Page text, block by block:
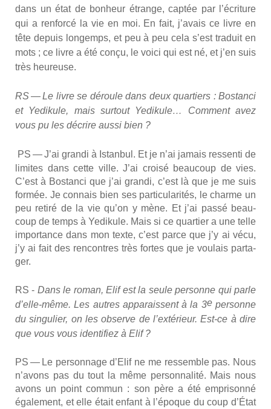
dans un état de bon­heur étrange, cap­tée par l’é­cri­ture
qui a ren­for­cé la vie en moi. En fait, j’avais ce livre en
tête depuis lon­gemps, et peu à peu cela s’est tra­duit en
mots ; ce livre a été conçu, le voi­ci qui est né, et j’en suis
très heu­reuse.
RS — Le livre se déroule dans deux quar­tiers : Bos­tan­ci
et Yedi­kule, mais sur­tout Yedi­kule… Com­ment avez
vous pu les décrire aus­si bien ?
PS — J’ai gran­di à Istan­bul. Et je n’ai jamais res­sen­ti de
limites dans cette ville. J’ai croi­sé beau­coup de vies.
C’est à Bos­tan­ci que j’ai gran­di, c’est là que je me suis
for­mée. Je connais bien ses par­ti­cu­la­ri­tés, le charme un
peu reti­ré de la vie qu’on y mène. Et j’ai pas­sé beau­
coup de temps à Yedi­kule. Mais si ce quar­tier a une telle
impor­tance dans mon texte, c’est parce que j’y ai vécu,
j’y ai fait des ren­contres très fortes que je vou­lais par­ta­
ger.
RS - Dans le roman, Elif est la seule per­sonne qui parle
d’elle-même. Les autres appa­raissent à la 3eper­sonne
du sin­gu­lier, on les observe de l’extérieur. Est-ce à dire
que vous vous iden­ti­fiez à Elif ?
PS — Le per­son­nage d’E­lif ne me res­semble pas. Nous
n’a­vons pas du tout la même per­son­na­li­té. Mais nous
avons un point com­mun : son père a été empri­son­né
éga­le­ment, et elle était enfant à l’é­poque du coup d’État